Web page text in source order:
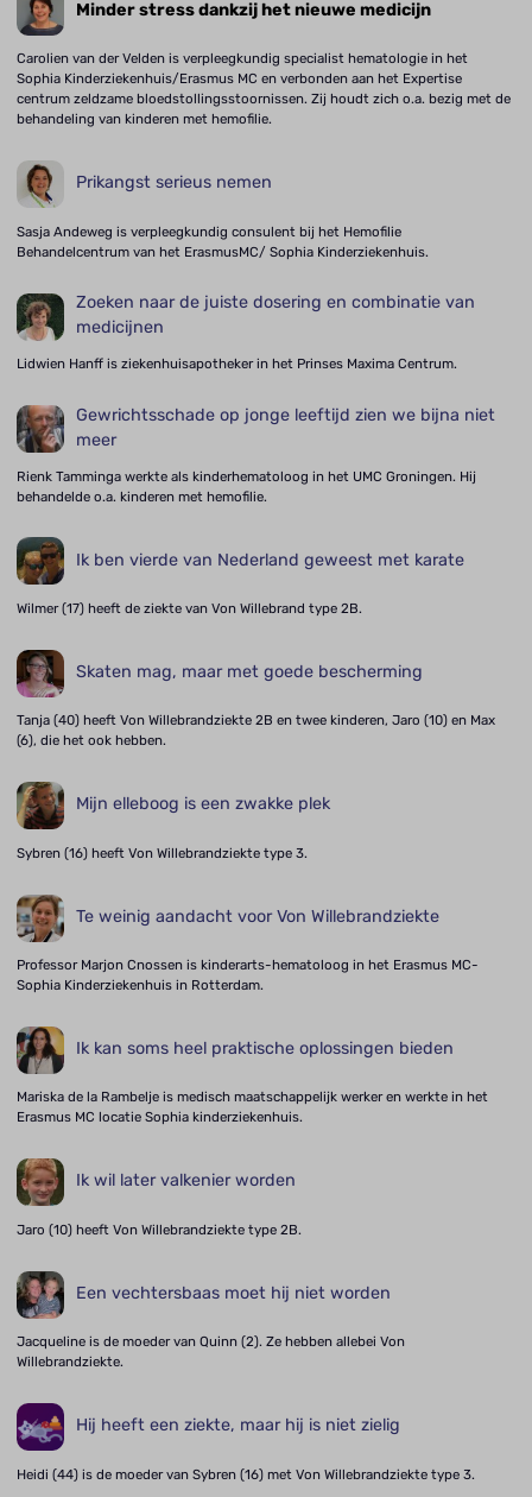
Minder stress dankzij het nieuwe medicijn
Carolien van der Velden is verpleegkundig specialist hematologie in het
Sophia Kinderziekenhuis/Erasmus MC en verbonden aan het Expertise
centrum zeldzame bloedstollingsstoornissen. Zij houdt zich o.a. bezig met de
behandeling van kinderen met hemofilie.
Prikangst serieus nemen
Sasja Andeweg is verpleegkundig consulent bij het Hemofilie
Behandelcentrum van het ErasmusMC/ Sophia Kinderziekenhuis.
Zoeken naar de juiste dosering en combinatie van
medicijnen
Lidwien Hanff is ziekenhuisapotheker in het Prinses Maxima Centrum.
Gewrichtsschade op jonge leeftijd zien we bijna niet
meer
Rienk Tamminga werkte als kinderhematoloog in het UMC Groningen. Hij
behandelde o.a. kinderen met hemofilie.
Ik ben vierde van Nederland geweest met karate
Wilmer (17) heeft de ziekte van Von Willebrand type 2B.
Skaten mag, maar met goede bescherming
Tanja (40) heeft Von Willebrandziekte 2B en twee kinderen, Jaro (10) en Max
(6), die het ook hebben.
Mijn elleboog is een zwakke plek
Sybren (16) heeft Von Willebrandziekte type 3.
Te weinig aandacht voor Von Willebrandziekte
Professor Marjon Cnossen is kinderarts-hematoloog in het Erasmus MC-
Sophia Kinderziekenhuis in Rotterdam.
Ik kan soms heel praktische oplossingen bieden
Mariska de la Rambelje is medisch maatschappelijk werker en werkte in het
Erasmus MC locatie Sophia kinderziekenhuis.
Ik wil later valkenier worden
Jaro (10) heeft Von Willebrandziekte type 2B.
Een vechtersbaas moet hij niet worden
Jacqueline is de moeder van Quinn (2). Ze hebben allebei Von
Willebrandziekte.
Hij heeft een ziekte, maar hij is niet zielig
Heidi (44) is de moeder van Sybren (16) met Von Willebrandziekte type 3.